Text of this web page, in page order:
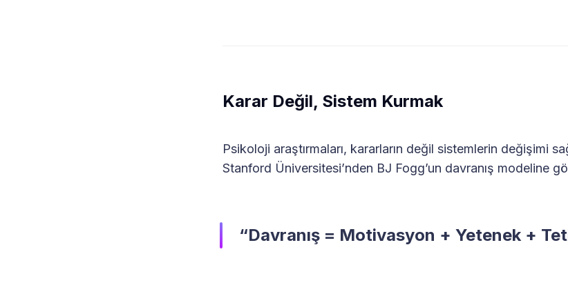
Karar Değil, Sistem Kurmak
Psikoloji araştırmaları, kararların değil sistemlerin değişimi
Stanford Üniversitesi’nden BJ Fogg’un davranış modeline
“Davranış = Motivasyon + Yetenek +